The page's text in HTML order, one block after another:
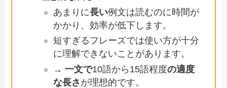
あまりに長い例文は読むのに時間が
かかり、効率が低下します。
短すぎるフレーズでは使い方が十分
に理解できないことがあります。
→ 一文で10語から15語程度の適度
な長さ が理想的です。